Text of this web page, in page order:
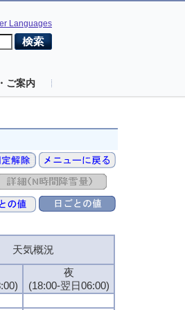
Languages
ご案内
天気概況
夜
(18:00-翌日06:00)
天気概況
夜
(18:00-翌日06:00)
天気概況
夜
(18:00-翌日06:00)
天気概況
夜
(18:00-翌日06:00)